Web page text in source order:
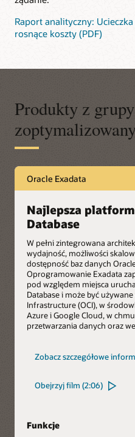
Raport analityczny:
rosnące koszty (PDF)
Produkty z
Oracle Exadata
Najlepsza
Database
W pełni zintegrowana
wydajność, możliwości
dostępność baz danych
Oprogramowanie Exadata
pod względem miejsca
Database i może być
Infrastructure (OCI), w
Azure i Google Cloud, w
przetwarzania danych oraz
Zobacz szczegółowe
Exadata
Obejrzyj film (2:06)
Funkcje